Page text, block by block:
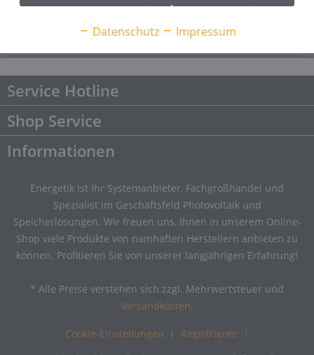
Service Hotline
Shop Service
Informationen
Energetik ist Ihr Systemanbieter, Fachgroßhandel und
Spezialist im Geschäftsfeld Photovoltaik und
Speicherlösungen. Wir freuen uns, Ihnen in unserem Online-
Shop viele Produkte von namhaften Herstellern anbieten zu
können. Profitieren Sie von unserer langjährigen Erfahrung!
* Alle Preise verstehen sich zzgl. Mehrwertsteuer und
Versandkosten.
Cookie-Einstellungen
Registrieren
Datenschutz Impressum